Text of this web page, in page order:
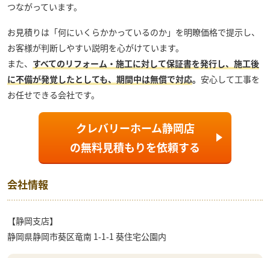
つながっています。
お見積りは「何にいくらかかっているのか」を明瞭価格で提示し、
お客様が判断しやすい説明を心がけています。
また、 すべてのリフォーム・施工に対して保証書を発行し、施工後
に不備が発覚したとしても、期間中は無償で対応。 安心して工事を
お任せできる会社です。
クレバリーホーム静岡店
の無料見積もりを依頼する
会社情報
【静岡支店】
静岡県静岡市葵区竜南 1-1-1 葵住宅公園内